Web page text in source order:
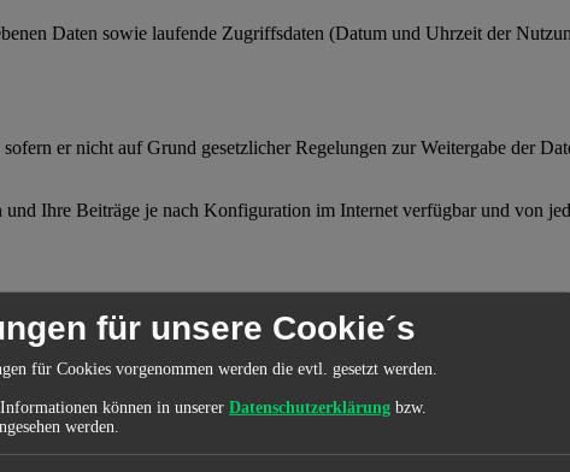
Daten sowie laufende Zugriffsdaten (Datum und Uhrzeit der
er nicht auf Grund gesetzlicher Regelungen zur Weitergabe der
Ihre Beiträge je nach Konfiguration im Internet verfügbar und von
Kontaktdaten zu kontaktieren, sofern dies zur Übermittlung zentraler
Stelle erlaubt haben.
Sofern der Betreiber in anderen Bereichen seiner Software
für unsere Cookie´s
für Cookies vorgenommen werden die evtl. gesetzt werden.
können in unserer Datenschutzerklärung bzw.
werden.